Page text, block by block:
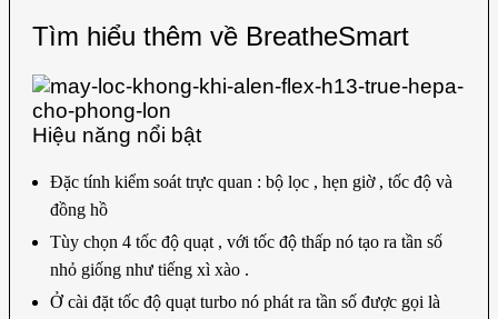
Tìm hiểu thêm về BreatheSmart
Hiệu năng nổi bật
Đặc tính kiểm soát trực quan : bộ lọc , hẹn giờ , tốc độ và
đồng hồ
Tùy chọn 4 tốc độ quạt , với tốc độ thấp nó tạo ra tần số
nhỏ giống như tiếng xì xào .
Ở cài đặt tốc độ quạt turbo nó phát ra tần số được gọi là